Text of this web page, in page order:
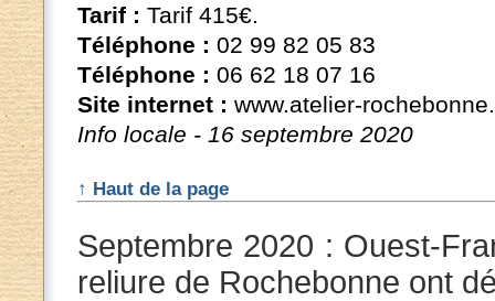
Tarif : Tarif 415€.
Téléphone : 02 99 82 05 83
Téléphone : 06 62 18 07 16
Site internet : www.atelier-
Info locale - 16 septembre 2020
↑ Haut de la page
Septembre 2020 : Ouest-
reliure de Rochebonne ont